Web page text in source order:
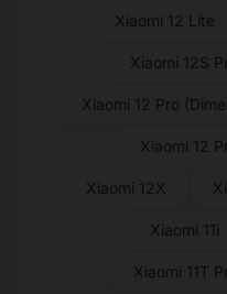
Xiaomi 12 Lite
Xiaomi 12S
Xiaomi 12 Pro
Xiaomi 12
Xiaomi 12X
Xiaomi 11i
Xiaomi 11T